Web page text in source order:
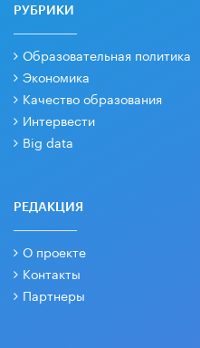
РУБРИКИ
Образовательная политика
Экономика
Качество образования
Интервести
Big data
РЕДАКЦИЯ
О проекте
Контакты
Партнеры